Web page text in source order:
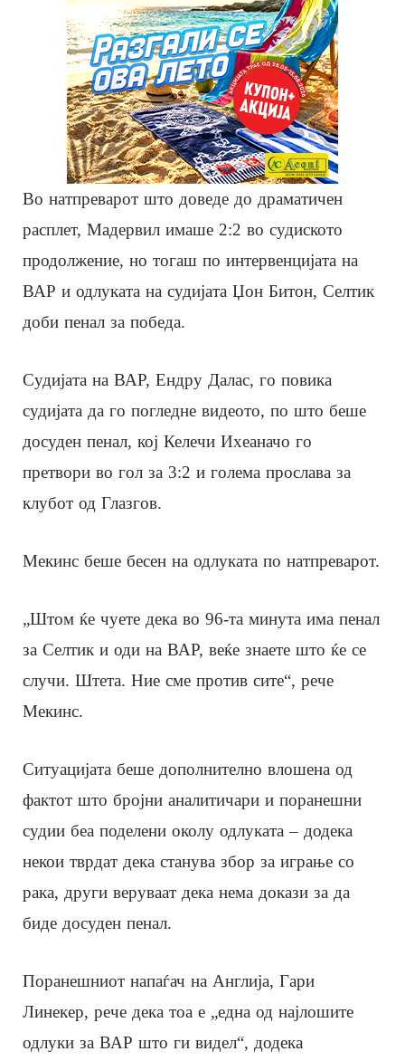
Во натпреварот што доведе до драматичен
расплет, Мадервил имаше 2:2 во судиското
продолжение, но тогаш по интервенцијата на
ВАР и одлуката на судијата Џон Битон, Селтик
доби пенал за победа.
Судијата на ВАР, Ендру Далас, го повика
судијата да го погледне видеото, по што беше
досуден пенал, кој Келечи Ихеаначо го
претвори во гол за 3:2 и голема прослава за
клубот од Глазгов.
Мекинс беше бесен на одлуката по натпреварот.
„Штом ќе чуете дека во 96-та минута има пенал
за Селтик и оди на ВАР, веќе знаете што ќе се
случи. Штета. Ние сме против сите“, рече
Мекинс.
Ситуацијата беше дополнително влошена од
фактот што бројни аналитичари и поранешни
судии беа поделени околу одлуката – додека
некои тврдат дека станува збор за играње со
рака, други веруваат дека нема докази за да
биде досуден пенал.
Поранешниот напаѓач на Англија, Гари
Линекер, рече дека тоа е „една од најлошите
одлуки за ВАР што ги видел“, додека